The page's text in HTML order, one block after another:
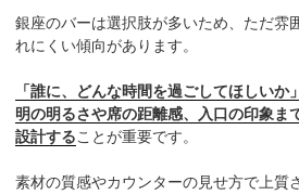
銀座のバーは選択肢が多いため、ただ雰
れにくい傾向があります。
「誰に、どんな時間を過ごしてほしいか
明の明るさや席の距離感、入口の印象ま
設計することが重要です。
素材の質感やカウンターの見せ方で上質